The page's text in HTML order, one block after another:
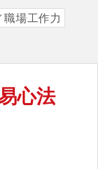
職場工作力
心法